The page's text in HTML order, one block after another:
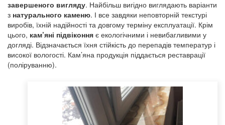
завершеного вигляду. Найбільш вигідно виглядають варіанти
з натурального каменю. І все завдяки неповторній текстурі
виробів, їхній надійності та довгому терміну експлуатації. Крім
цього, кам’яні підвіконня є екологічними і невибагливими у
догляді. Відзначається їхня стійкість до перепадів температур і
високої вологості. Кам’яна продукція піддається реставрації
(поліруванню).